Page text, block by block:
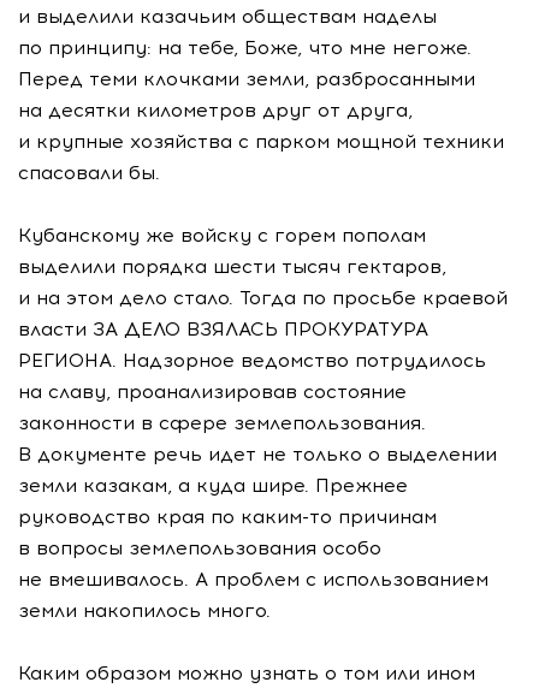
и выделили казачьим обществам наделы
по принципу: на тебе, Боже, что мне негоже.
Перед теми клочками земли, разбросанными
на десятки километров друг от друга,
и крупные хозяйства с парком мощной техники
спасовали бы.
Кубанскому же войску с горем пополам
выделили порядка шести тысяч гектаров,
и на этом дело стало. Тогда по просьбе краевой
власти ЗА ДЕЛО ВЗЯЛАСЬ ПРОКУРАТУРА
РЕГИОНА. Надзорное ведомство потрудилось
на славу, проанализировав состояние
законности в сфере землепользования.
В документе речь идет не только о выделении
земли казакам, а куда шире. Прежнее
руководство края по каким-то причинам
в вопросы землепользования особо
не вмешивалось. А проблем с использованием
земли накопилось много.
Каким образом можно узнать о том или ином